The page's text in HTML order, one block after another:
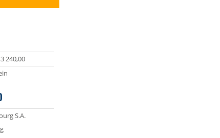
240,00
S.A.